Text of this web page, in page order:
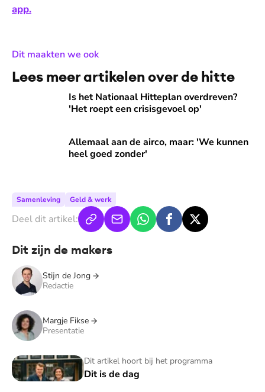
app.
Dit maakten we ook:
Lees meer artikelen over de hitte
Is het Nationaal Hitteplan overdreven?
'Het roept een crisisgevoel op'
Is het Nationaal Hitteplan overdreven? 'Het roept een
Allemaal aan de airco, maar: 'We kunnen
heel goed zonder'
Allemaal aan de airco, maar: 'We kunnen heel goed zonder'
Samenleving Geld & werk
Deel dit artikel:
Dit zijn de makers
Stijn de Jong
Redactie
Margje Fikse
Presentatie
Dit artikel hoort bij het programma
Dit is de dag
Dit is de dag